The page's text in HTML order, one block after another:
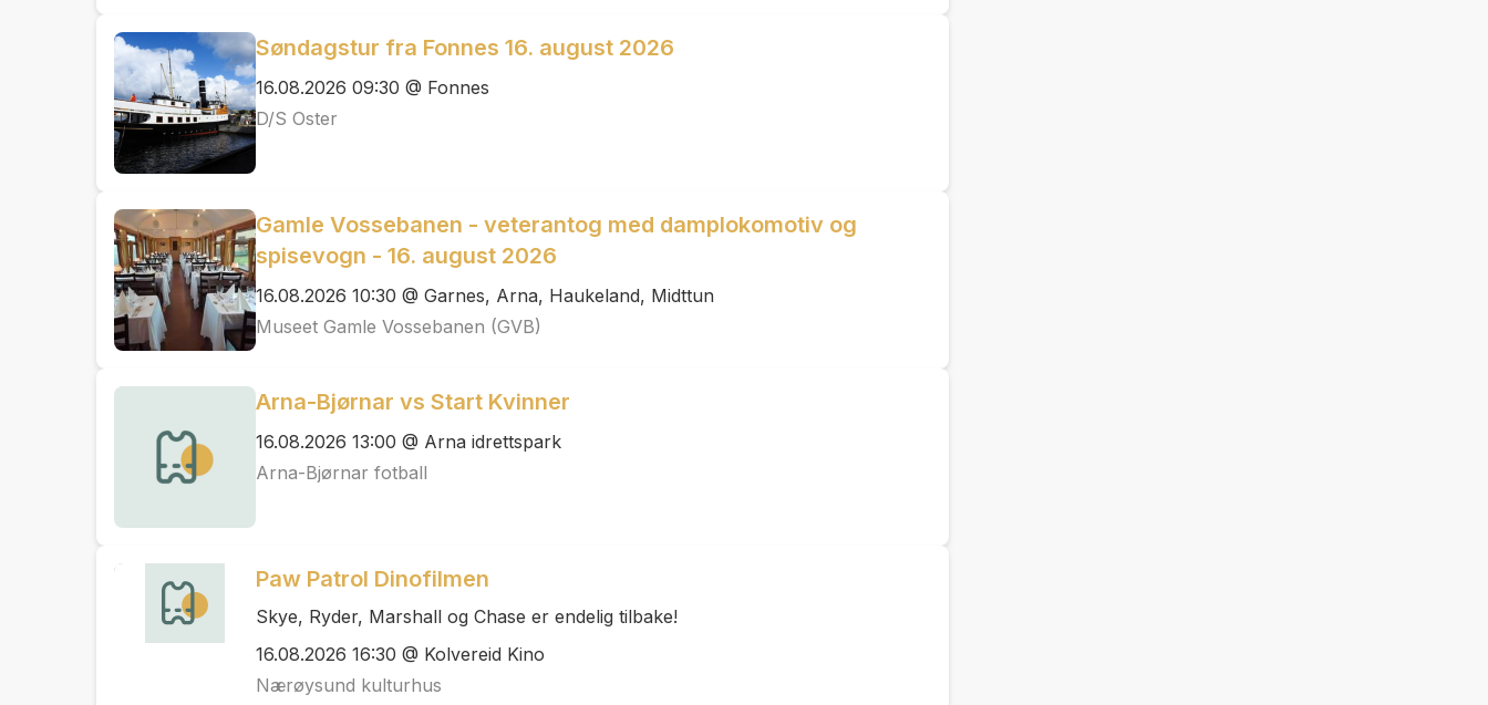
Søndagstur fra Fonnes 16. august 2026
16.08.2026 09:30 @ Fonnes
D/S Oster
Gamle Vossebanen - veterantog med damplokomotiv og
spisevogn - 16. august 2026
16.08.2026 10:30 @ Garnes, Arna, Haukeland, Midttun
Museet Gamle Vossebanen (GVB)
Arna-Bjørnar vs Start Kvinner
16.08.2026 13:00 @ Arna idrettspark
Arna-Bjørnar fotball
Paw Patrol Dinofilmen
Skye, Ryder, Marshall og Chase er endelig tilbake!
16.08.2026 16:30 @ Kolvereid Kino
Nærøysund kulturhus